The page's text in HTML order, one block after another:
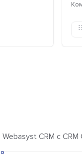
Webasyst CRM с CRM